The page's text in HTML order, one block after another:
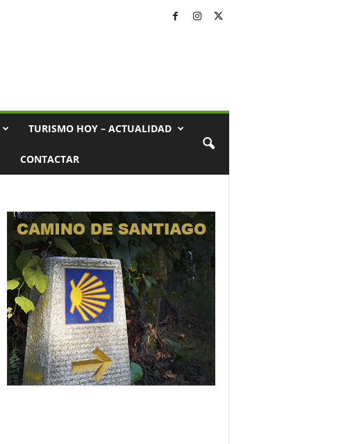
TURISMO HOY – ACTUALIDAD
CONTACTAR